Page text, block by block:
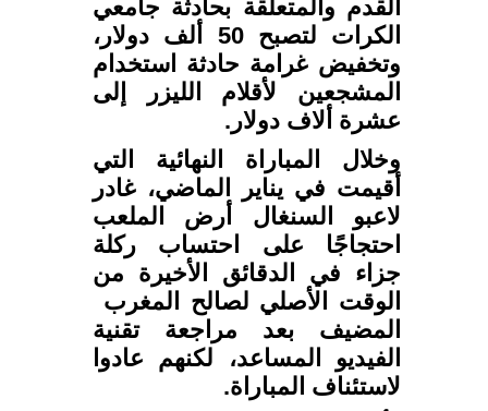
القدم والمتعلقة بحادثة جامعي
الكرات لتصبح 50 ألف دولار،
وتخفيض غرامة حادثة استخدام
المشجعين لأقلام الليزر إلى
عشرة ألاف دولار.
وخلال المباراة النهائية التي
أقيمت في يناير الماضي، غادر
لاعبو السنغال أرض الملعب
⁠احتجاجًا على احتساب ركلة
جزاء في ​الدقائق الأخيرة من
الوقت الأصلي لصالح المغرب ​
المضيف بعد مراجعة تقنية
الفيديو المساعد، لكنهم عادوا
لاستئناف المباراة.